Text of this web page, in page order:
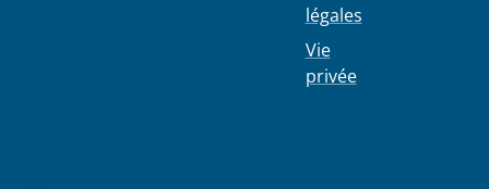
légales
Vie
privée